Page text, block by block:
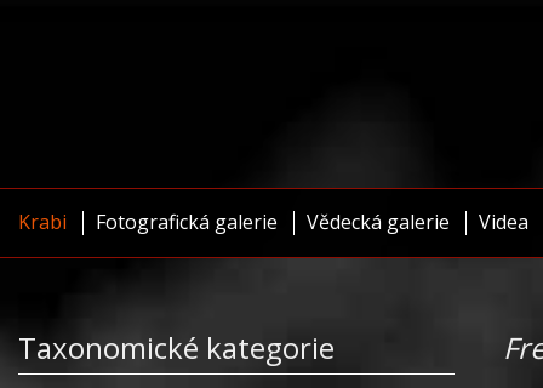
Krabi Fotografická galerie Vědecká galerie Videa
Taxonomické kategorie